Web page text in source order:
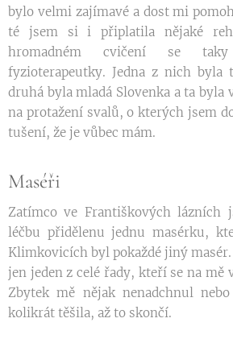
bylo velmi zajímavé a dost mi
té jsem si i připlatila nějaké
hromadném cvičení se
fyzioterapeutky. Jedna z nich byla
druhá byla mladá Slovenka a ta byla
na protažení svalů, o kterých jsem
tušení, že je vůbec mám.
Maséři
Zatímco ve Františkových lázních
léčbu přidělenu jednu masérku,
Klimkovicích byl pokaždé jiný
jen jeden z celé řady, kteří se na
Zbytek mě nějak nenadchnul
kolikrát těšila, až to skončí.